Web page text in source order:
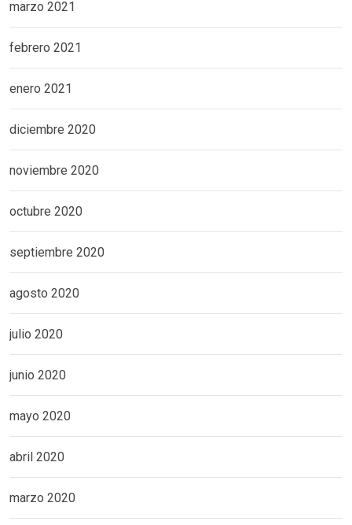
marzo 2021
febrero 2021
enero 2021
diciembre 2020
noviembre 2020
octubre 2020
septiembre 2020
agosto 2020
julio 2020
junio 2020
mayo 2020
abril 2020
marzo 2020